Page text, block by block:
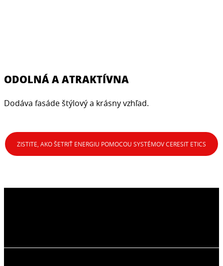
ODOLNÁ A ATRAKTÍVNA
Dodáva fasáde štýlový a krásny vzhľad.
ZISTITE, AKO ŠETRIŤ ENERGIU POMOCOU SYSTÉMOV CERESIT ETICS